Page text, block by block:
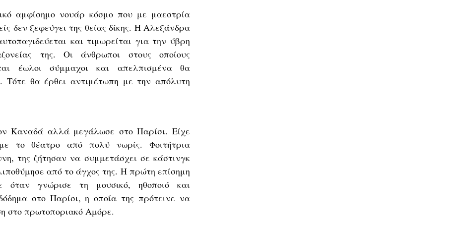
αμφίσημο νουάρ κόσμο που με μαεστρία
δεν ξεφεύγει της θείας δίκης. Η Αλεξάνδρα
και τιμωρείται για την ύβρη
της. Οι άνθρωποι στους οποίους
έωλοι σύμμαχοι και απελπισμένα θα
Τότε θα έρθει αντιμέτωπη με την απόλυτη
Καναδά αλλά μεγάλωσε στο Παρίσι. Είχε
το θέατρο από πολύ νωρίς. Φοιτήτρια
της ζήτησαν να συμμετάσχει σε κάστινγκ
από το άγχος της. Η πρώτη επίσημη
όταν γνώρισε τη μουσικό, ηθοποιό και
στο Παρίσι, η οποία της πρότεινε να
στο πρωτοποριακό Αμόρε.